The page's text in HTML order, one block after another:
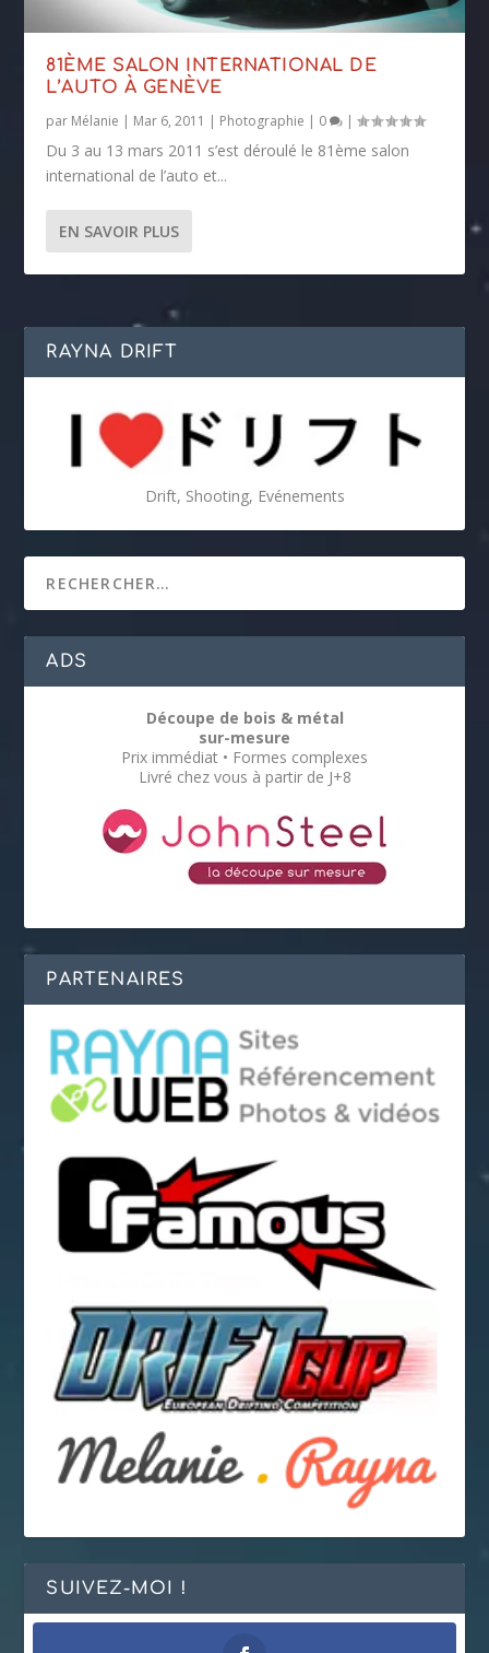
81ÈME SALON INTERNATIONAL DE
L’AUTO À GENÈVE
par Mélanie | Mar 6, 2011 | Photographie | 0 |
Du 3 au 13 mars 2011 s’est déroulé le 81ème salon
international de l’auto et...
EN SAVOIR PLUS
RAYNA DRIFT
Drift, Shooting, Evénements
ADS
Découpe de bois & métal
sur-mesure
Prix immédiat • Formes complexes
Livré chez vous à partir de J+8
PARTENAIRES
SUIVEZ-MOI !